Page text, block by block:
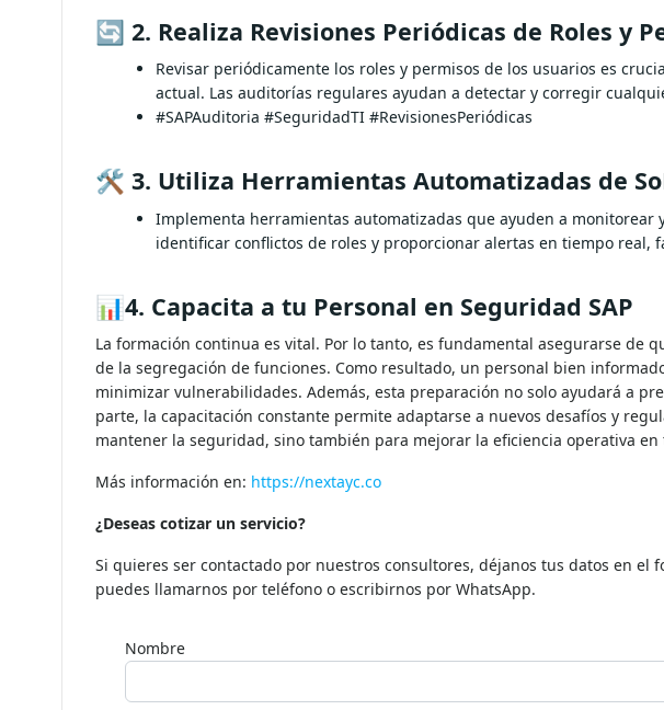
🔄 2. Realiza Revisiones Periódicas de Roles y
Revisar periódicamente los roles y permisos de los usuarios
para su trabajo actual. Las auditorías regulares ayudan a
#SAPAuditoria #SeguridadTI #RevisionesPeriódicas
🛠️ 3. Utiliza Herramientas Automatizadas de
Implementa herramientas automatizadas que ayuden a
herramientas pueden identificar conflictos de roles y
📊4. Capacita a tu Personal en Seguridad SAP
La formación continua es vital. Por lo tanto, es fundamental asegurarse de
de la segregación de funciones. Como resultado, un personal bien
minimizar vulnerabilidades. Además, esta preparación no solo ayudará a
parte, la capacitación constante permite adaptarse a nuevos desafíos y
mantener la seguridad, sino también para mejorar la eficiencia operativa en
Más información en: https://nextayc.co
¿Deseas cotizar un servicio?
Si quieres ser contactado por nuestros consultores, déjanos tus datos en
puedes llamarnos por teléfono o escribirnos por WhatsApp.
Nombre